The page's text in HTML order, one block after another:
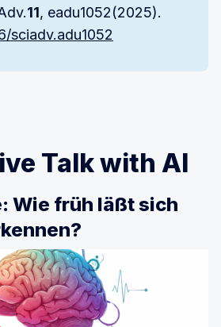
11, eadu1052(2025).
sciadv.adu1052
Talk with AI
Wie früh läßt sich